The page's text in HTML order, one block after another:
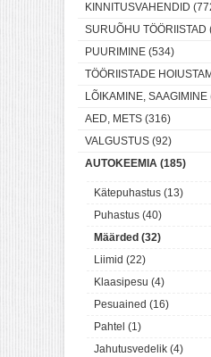
KINNITUSVAHENDID
SURUÕHU TÖÖRIISTAD
PUURIMINE (534)
TÖÖRIISTADE
LÕIKAMINE, SAAGIMINE
AED, METS (316)
VALGUSTUS (92)
AUTOKEEMIA (185)
Kätepuhastus (13)
Puhastus (40)
Määrded (32)
Liimid (22)
Klaasipesu (4)
Pesuained (16)
Pahtel (1)
Jahutusvedelik (4)